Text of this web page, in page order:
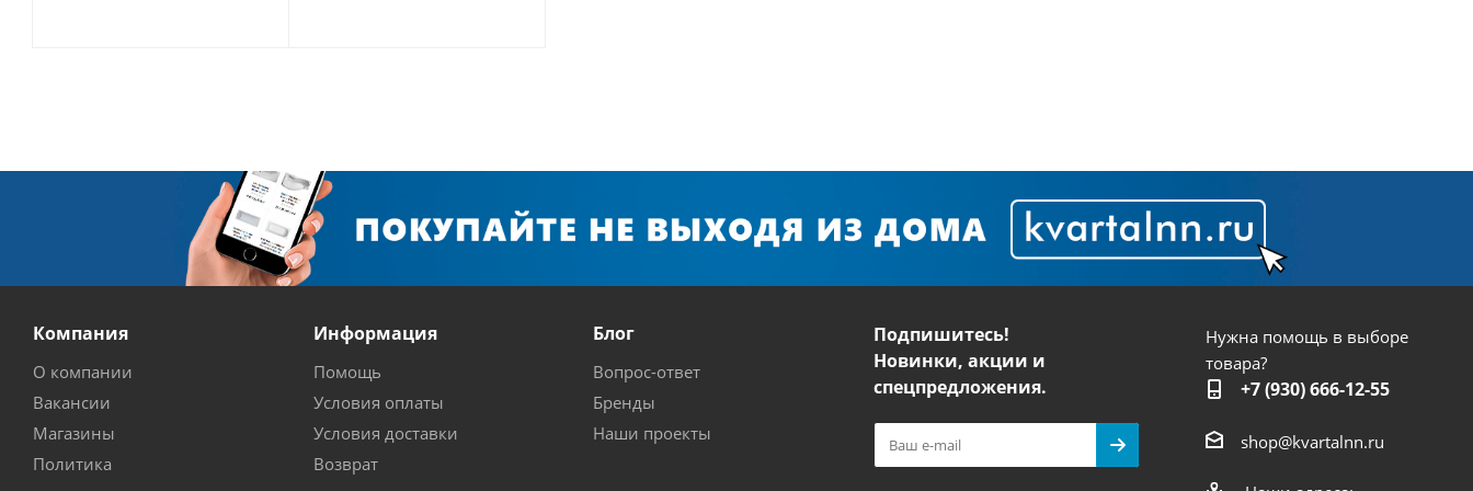
Компания
О компании
Вакансии
Магазины
Политика
Информация
Помощь
Условия оплаты
Условия доставки
Возврат
Блог
Вопрос-ответ
Бренды
Наши проекты
Подпишитесь!
Новинки, акции и
спецпредложения.
Нужна помощь в выборе
товара?
+7 (930) 666-12-55
shop@kvartalnn.ru